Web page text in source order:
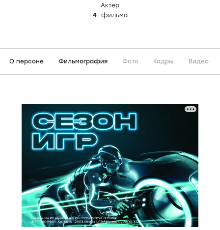
Актер
4
фильма
О персоне Фильмография Фото Кадры Видео